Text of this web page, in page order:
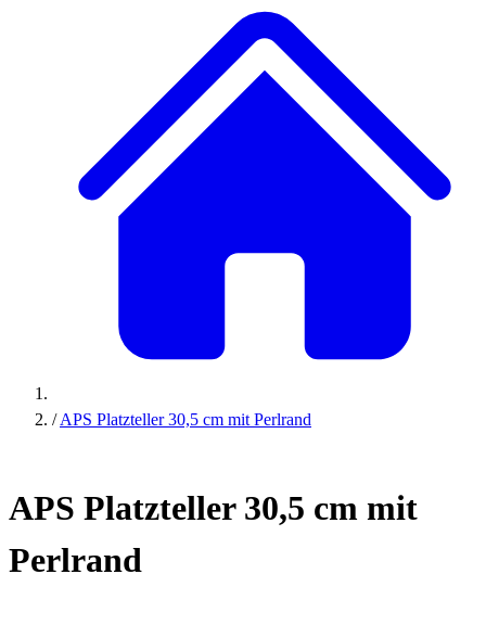
/ APS Platzteller 30,5 cm mit Perlrand
APS Platzteller 30,5 cm mit
Perlrand